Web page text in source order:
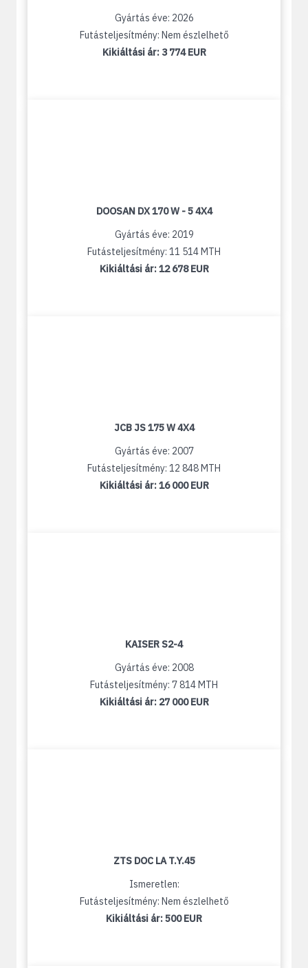
Gyártás éve: 2026
Futásteljesítmény: Nem észlelhető
Kikiáltási ár: 3 774 EUR
DOOSAN DX 170 W - 5 4X4
Gyártás éve: 2019
Futásteljesítmény: 11 514 MTH
Kikiáltási ár:12 678 EUR
JCB JS 175 W 4X4
Gyártás éve: 2007
Futásteljesítmény: 12 848 MTH
Kikiáltási ár:16 000 EUR
KAISER S2-4
Gyártás éve: 2008
Futásteljesítmény: 7 814 MTH
Kikiáltási ár: 27 000 EUR
ZTS DOC LA T.Y.45
Ismeretlen:
Futásteljesítmény: Nem észlelhető
Kikiáltási ár:500 EUR